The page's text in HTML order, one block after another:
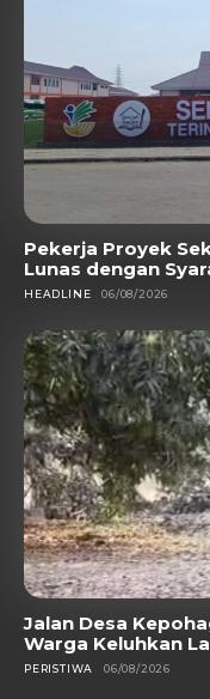
Pekerja Proyek
Lunas dengan
HEADLINE 06/08/2026
Jalan Desa
Warga Keluhkan
PERISTIWA 06/08/2026